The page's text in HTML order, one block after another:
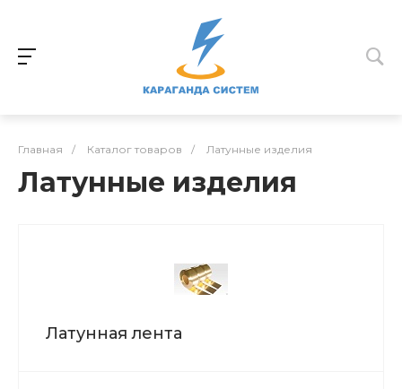
Главная / Каталог товаров / Латунные изделия
Латунные изделия
Латунная лента